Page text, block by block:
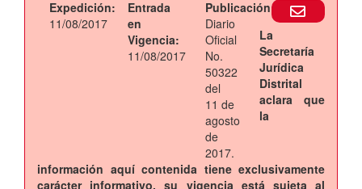
Expedición:
11/08/2017
Entrada
en
Vigencia:
11/08/2017
Publicación:
Diario
Oficial
No.
50322
del
11 de
agosto
de
2017.
La
Secretaría
Jurídica
Distrital
aclara que
la
información aquí contenida tiene exclusivamente
carácter informativo, su vigencia está sujeta al